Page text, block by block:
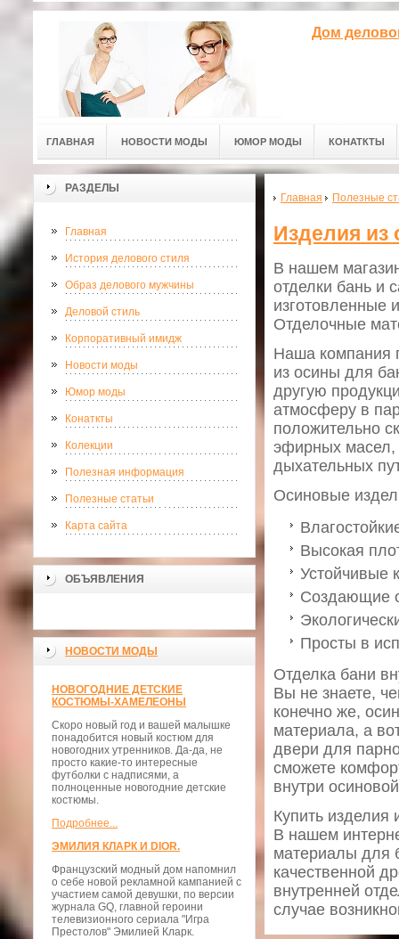
Дом
ГЛАВНАЯ НОВОСТИ МОДЫ ЮМОР МОДЫ КОНАТКТЫ
РАЗДЕЛЫ
Главная
История делового стиля
Образ делового мужчины
Деловой стиль
Корпоративный имидж
Новости моды
Юмор моды
Конаткты
Колекции
Полезная информация
Полезные статьи
Карта сайта
ОБЪЯВЛЕНИЯ
НОВОСТИ МОДЫ
НОВОГОДНИЕ ДЕТСКИЕ
КОСТЮМЫ-ХАМЕЛЕОНЫ
Скоро новый год и вашей малышке
понадобится новый костюм для
новогодних утренников. Да-да, не
просто какие-то интересные
футболки с надписями, а
полноценные новогодние детские
костюмы.
Подробнее...
ЭМИЛИЯ КЛАРК И DIOR.
Французский модный дом напомнил
о себе новой рекламной кампанией с
участием самой девушки, по версии
журнала GQ, главной героини
телевизионного сериала "Игра
Престолов" Эмилией Кларк.
Главная Полезные
Изделия из
В нашем
отделки бань и
изготовленные
Отделочные
Наша компания
из осины для
другую
атмосферу в
положительно
эфирных масел,
дыхательных
Осиновые
Высокая
Устойчивые
Создающие
Просты в
Отделка бани
Вы не знаете,
конечно же,
материала, а
двери для
сможете
внутри
Купить изделия
В нашем
материалы для
качественной
внутренней
случае